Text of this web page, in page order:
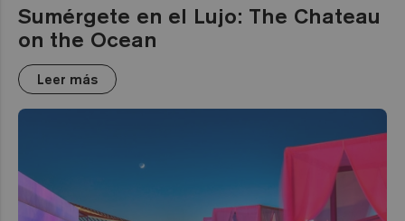
Sumérgete en el Lujo: The Chateau
on the Ocean
Leer más